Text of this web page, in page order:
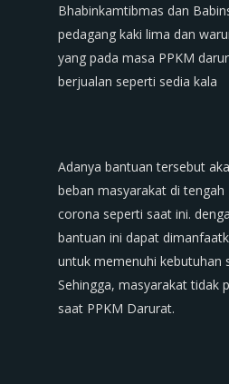
Bhabinkamtibmas dan
pedagang kaki lima dan
yang pada masa PPKM
berjualan seperti sedia kala
Adanya bantuan tersebut
beban masyarakat di tengah
corona seperti saat ini.
bantuan ini dapat
untuk memenuhi kebutuhan
Sehingga, masyarakat tidak
saat PPKM Darurat.